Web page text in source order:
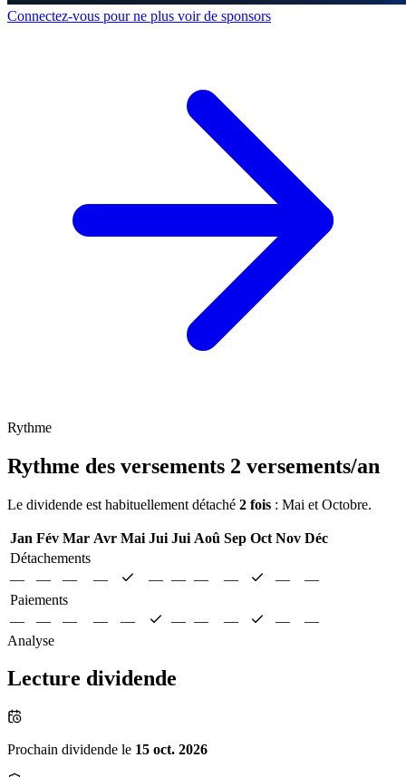
Connectez-vous pour ne plus voir de sponsors
Rythme
Rythme des versements 2 versements/an
Le dividende est habituellement détaché 2 fois : Mai et Octobre.
Jan Fév Mar Avr Mai Jui Jui Aoû Sep Oct Nov Déc
Détachements
—
— — — — — — — —
—
Paiements
—
— — — — — — — —
—
Analyse
Lecture dividende
Prochain dividende le 15 oct. 2026